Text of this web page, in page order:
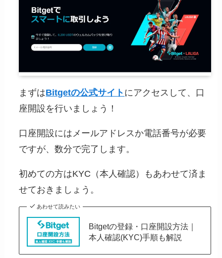
まずはBitgetの公式サイト にアクセスして、口
座開設を行いましょう！
口座開設にはメールアドレスか電話番号が必要
ですが、数分で完了します。
初めての方はKYC（本人確認）もあわせて済ま
せておきましょう。
あわせて読みたい
Bitgetの登録・口座開設方法｜
本人確認(KYC)手順も解説